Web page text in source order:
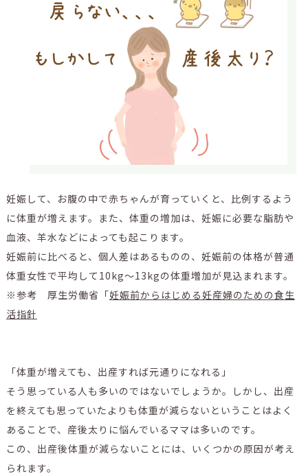
妊娠して、お腹の中で赤ちゃんが育っていくと、比例するよう
に体重が増えます。また、体重の増加は、妊娠に必要な脂肪や
血液、羊水などによっても起こります。
妊娠前に比べると、個人差はあるものの、妊娠前の体格が普通
体重女性で平均して10kg～13kgの体重増加が見込まれます。
※参考 厚生労働省「妊娠前からはじめる妊産婦のための食生
活指針
「体重が増えても、出産すれば元通りになれる」
そう思っている人も多いのではないでしょうか。しかし、出産
を終えても思っていたよりも体重が減らないということはよく
あることで、産後太りに悩んでいるママは多いのです。
この、出産後体重が減らないことには、いくつかの原因が考え
られます。